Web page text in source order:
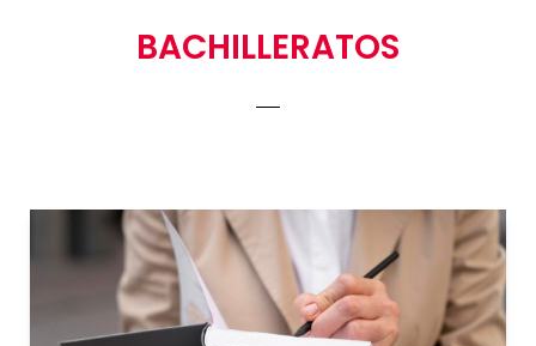
BACHILLERATOS